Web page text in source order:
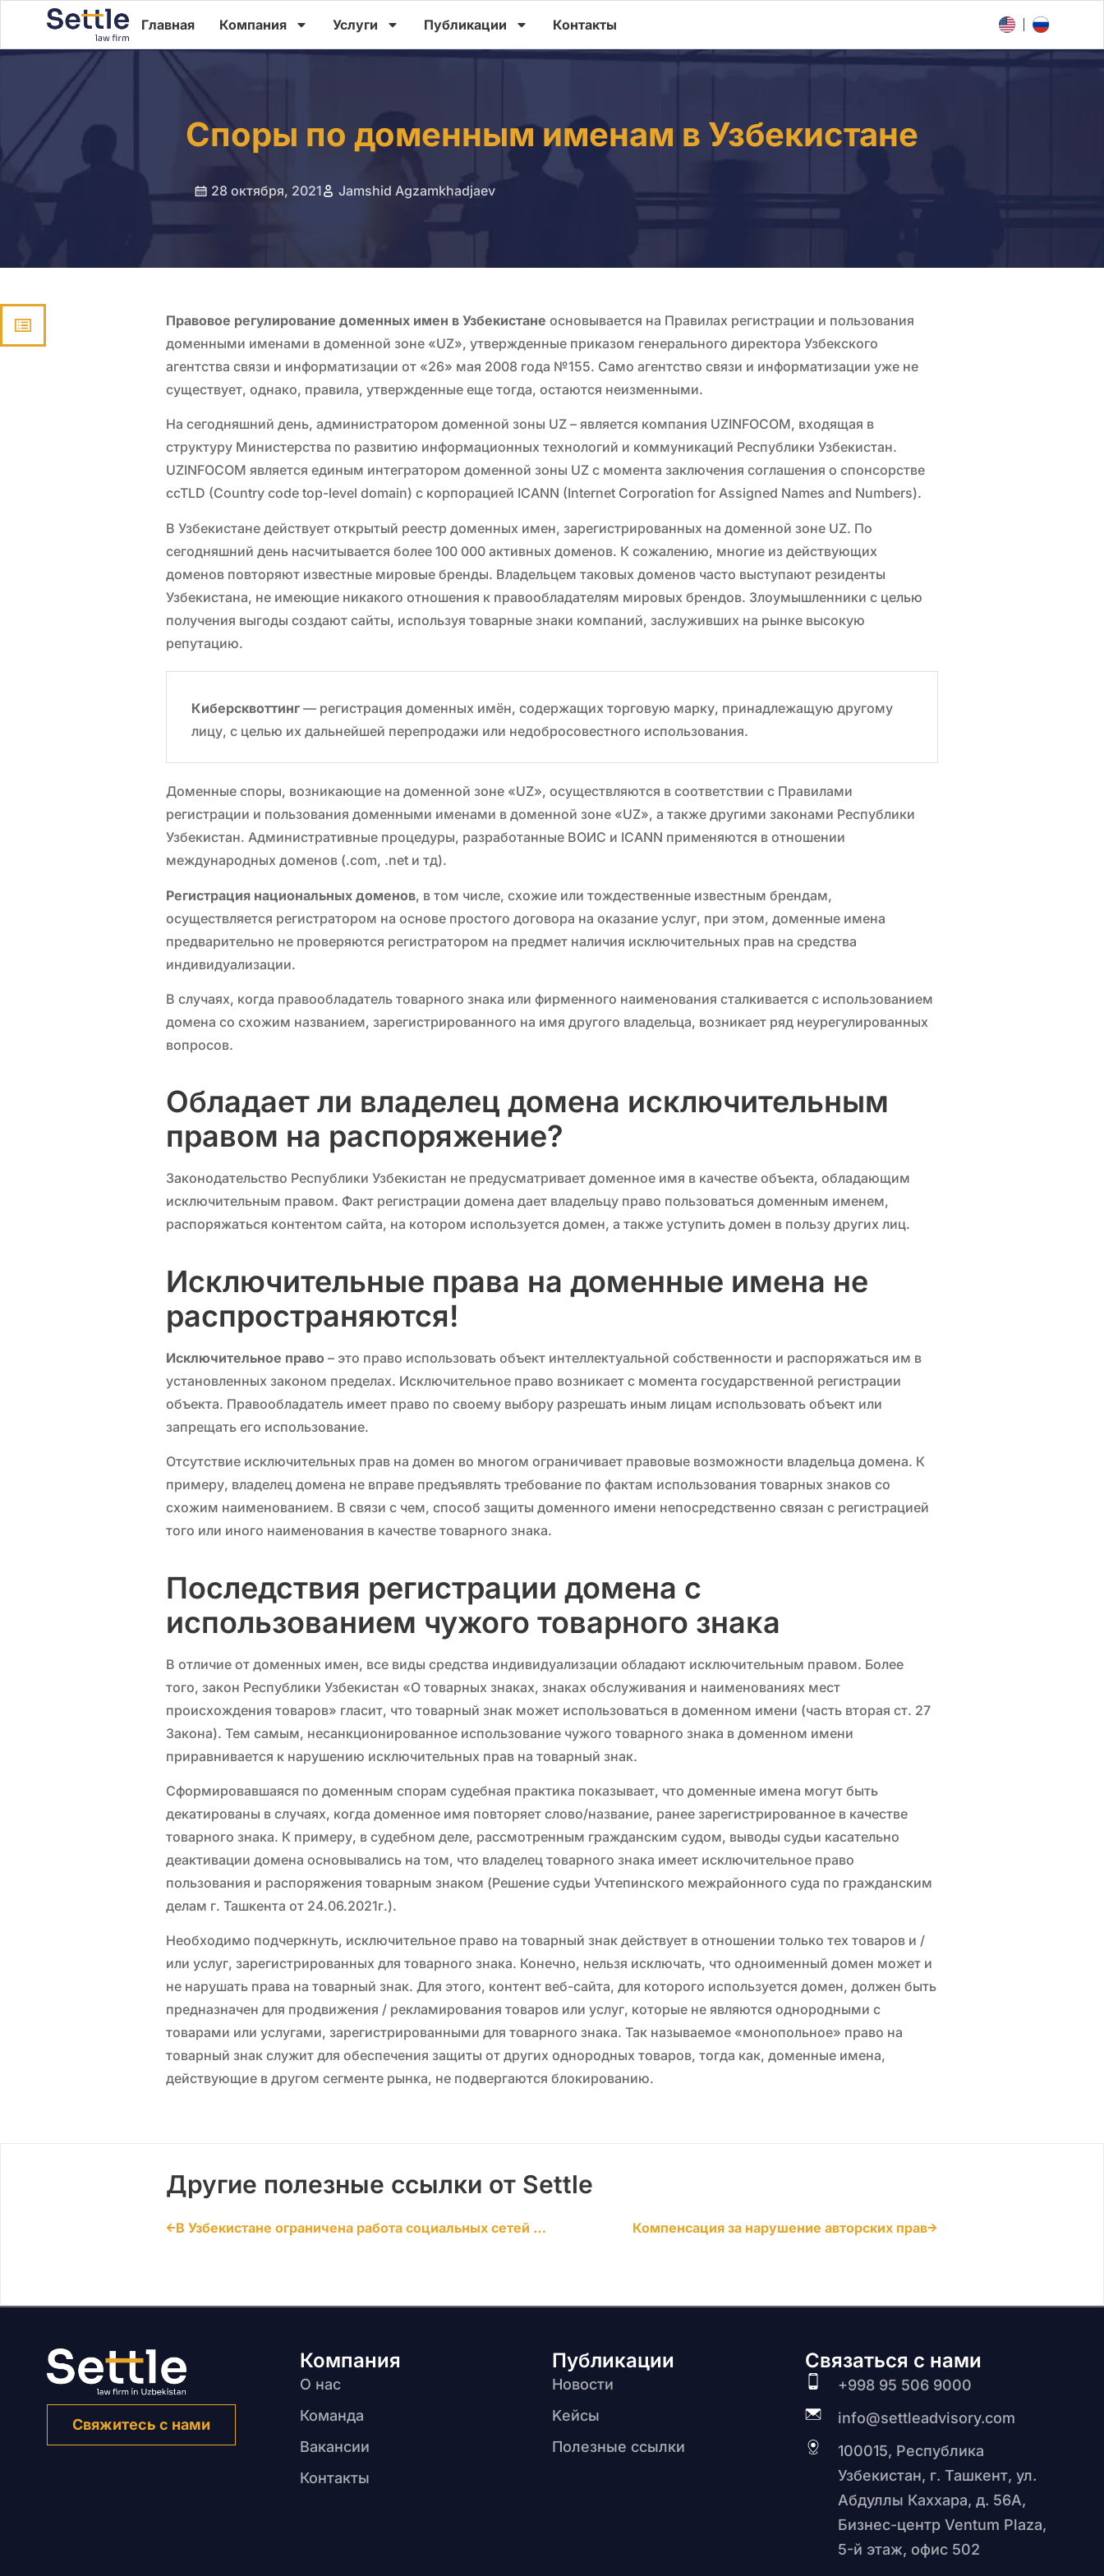
Главная Компания Услуги Публикации Контакты
Споры по доменным именам в Узбекистане
28 октября, 2021 Jamshid Agzamkhadjaev
Правовое регулирование доменных имен в Узбекистане основывается на Правилах регистрации и пользования
доменными именами в доменной зоне «UZ», утвержденные приказом генерального директора Узбекского
агентства связи и информатизации от «26» мая 2008 года №155. Само агентство связи и информатизации уже не
существует, однако, правила, утвержденные еще тогда, остаются неизменными.
На сегодняшний день, администратором доменной зоны UZ – является компания UZINFOCOM, входящая в
структуру Министерства по развитию информационных технологий и коммуникаций Республики Узбекистан.
UZINFOCOM является единым интегратором доменной зоны UZ с момента заключения соглашения о спонсорстве
ccTLD (Country code top-level domain) c корпорацией ICANN (Internet Corporation for Assigned Names and Numbers).
В Узбекистане действует открытый реестр доменных имен, зарегистрированных на доменной зоне UZ. По
сегодняшний день насчитывается более 100 000 активных доменов. К сожалению, многие из действующих
доменов повторяют известные мировые бренды. Владельцем таковых доменов часто выступают резиденты
Узбекистана, не имеющие никакого отношения к правообладателям мировых брендов. Злоумышленники с целью
получения выгоды создают сайты, используя товарные знаки компаний, заслуживших на рынке высокую
репутацию.
Киберсквоттинг — регистрация доменных имён, содержащих торговую марку, принадлежащую другому
лицу, с целью их дальнейшей перепродажи или недобросовестного использования.
Доменные споры, возникающие на доменной зоне «UZ», осуществляются в соответствии с Правилами
регистрации и пользования доменными именами в доменной зоне «UZ», а также другими законами Республики
Узбекистан. Административные процедуры, разработанные ВОИС и ICANN применяются в отношении
международных доменов (.com, .net и тд).
Регистрация национальных доменов, в том числе, схожие или тождественные известным брендам,
осуществляется регистратором на основе простого договора на оказание услуг, при этом, доменные имена
предварительно не проверяются регистратором на предмет наличия исключительных прав на средства
индивидуализации.
В случаях, когда правообладатель товарного знака или фирменного наименования сталкивается с использованием
домена со схожим названием, зарегистрированного на имя другого владельца, возникает ряд неурегулированных
вопросов.
Обладает ли владелец домена исключительным
правом на распоряжение?
Законодательство Республики Узбекистан не предусматривает доменное имя в качестве объекта, обладающим
исключительным правом. Факт регистрации домена дает владельцу право пользоваться доменным именем,
распоряжаться контентом сайта, на котором используется домен, а также уступить домен в пользу других лиц.
Исключительные права на доменные имена не
распространяются!
Исключительное право – это право использовать объект интеллектуальной собственности и распоряжаться им в
установленных законом пределах. Исключительное право возникает с момента государственной регистрации
объекта. Правообладатель имеет право по своему выбору разрешать иным лицам использовать объект или
запрещать его использование.
Отсутствие исключительных прав на домен во многом ограничивает правовые возможности владельца домена. К
примеру, владелец домена не вправе предъявлять требование по фактам использования товарных знаков со
схожим наименованием. В связи с чем, способ защиты доменного имени непосредственно связан с регистрацией
того или иного наименования в качестве товарного знака.
Последствия регистрации домена с
использованием чужого товарного знака
В отличие от доменных имен, все виды средства индивидуализации обладают исключительным правом. Более
того, закон Республики Узбекистан «О товарных знаках, знаках обслуживания и наименованиях мест
происхождения товаров» гласит, что товарный знак может использоваться в доменном имени (часть вторая ст. 27
Закона). Тем самым, несанкционированное использование чужого товарного знака в доменном имени
приравнивается к нарушению исключительных прав на товарный знак.
Сформировавшаяся по доменным спорам судебная практика показывает, что доменные имена могут быть
декатированы в случаях, когда доменное имя повторяет слово/название, ранее зарегистрированное в качестве
товарного знака. К примеру, в судебном деле, рассмотренным гражданским судом, выводы судьи касательно
деактивации домена основывались на том, что владелец товарного знака имеет исключительное право
пользования и распоряжения товарным знаком (Решение судьи Учтепинского межрайонного суда по гражданским
делам г. Ташкента от 24.06.2021г.).
Необходимо подчеркнуть, исключительное право на товарный знак действует в отношении только тех товаров и /
или услуг, зарегистрированных для товарного знака. Конечно, нельзя исключать, что одноименный домен может и
не нарушать права на товарный знак. Для этого, контент веб-сайта, для которого используется домен, должен быть
предназначен для продвижения / рекламирования товаров или услуг, которые не являются однородными с
товарами или услугами, зарегистрированными для товарного знака. Так называемое «монопольное» право на
товарный знак служит для обеспечения защиты от других однородных товаров, тогда как, доменные имена,
действующие в другом сегменте рынка, не подвергаются блокированию.
Другие полезные ссылки от Settle
В Узбекистане ограничена работа социальных сетей Wechat, Twitter, TikTok и Vkontakte Компенсация за нарушение авторских прав
Свяжитесь с нами
Компания
О нас
Команда
Вакансии
Контакты
Публикации
Новости
Kейсы
Полезные ссылки
Связаться с нами
+998 95 506 9000
info@settleadvisory.com
100015, Республика
Узбекистан, г. Ташкент, ул.
Абдуллы Каххара, д. 56А,
Бизнес-центр Ventum Plaza,
5-й этаж, офис 502